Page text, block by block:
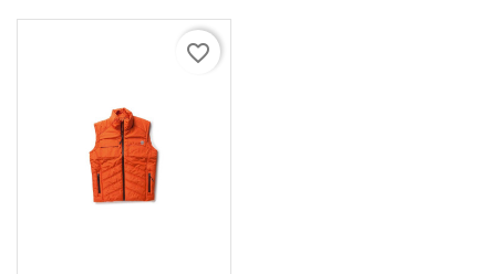
favorite_border